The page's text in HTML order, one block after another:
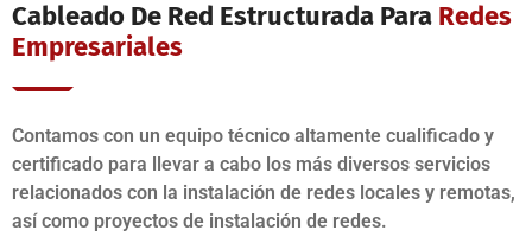
Cableado De Red Estructurada Para Redes
Empresariales
Contamos con un equipo técnico altamente cualificado y
certificado para llevar a cabo los más diversos servicios
relacionados con la instalación de redes locales y remotas,
así como proyectos de instalación de redes.